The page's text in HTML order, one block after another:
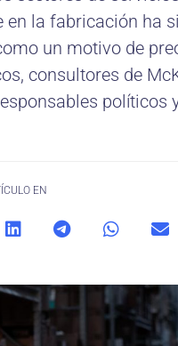
en la fabricación ha
un motivo de
consultores de
políticos
EN